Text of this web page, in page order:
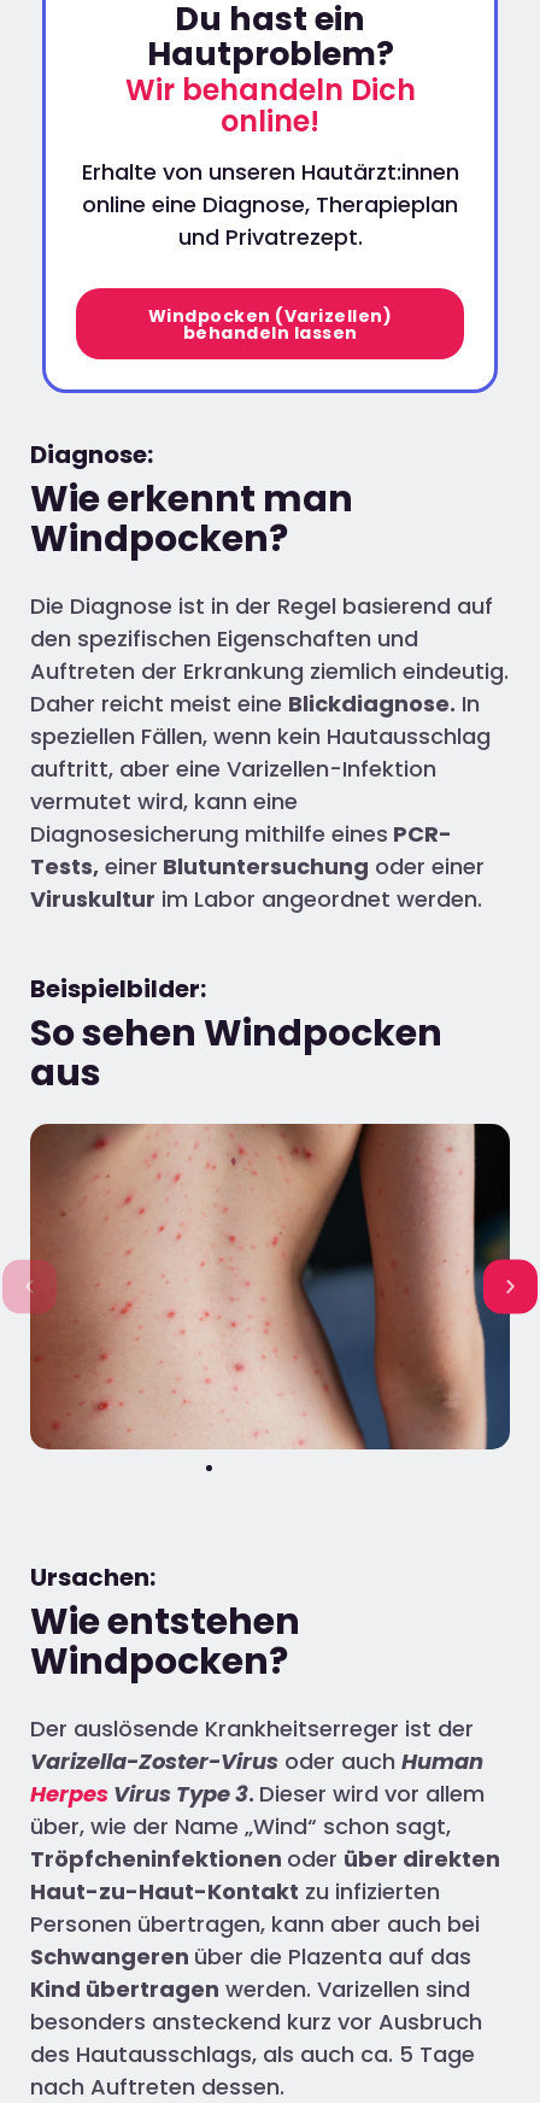
Du hast ein
Hautproblem?
Wir behandeln Dich
online!
Erhalte von unseren Hautärzt:innen
online eine Diagnose, Therapieplan
und Privatrezept.
Windpocken (Varizellen)
behandeln lassen
Diagnose:
Wie erkennt man
Windpocken?
Die Diagnose ist in der Regel basierend auf
den spezifischen Eigenschaften und
Auftreten der Erkrankung ziemlich eindeutig.
Daher reicht meist eine Blickdiagnose. In
speziellen Fällen, wenn kein Hautausschlag
auftritt, aber eine Varizellen-Infektion
vermutet wird, kann eine
Diagnosesicherung mithilfe eines PCR-
Tests, einer Blutuntersuchung oder einer
Viruskultur im Labor angeordnet werden.
Beispielbilder:
So sehen Windpocken
aus
Ursachen:
Wie entstehen
Windpocken?
Der auslösende Krankheitserreger ist der
Varizella-Zoster-Virus oder auch Human
Herpes Virus Type 3. Dieser wird vor allem
über, wie der Name „Wind“ schon sagt,
Tröpfcheninfektionen oder über direkten
Haut-zu-Haut-Kontakt zu infizierten
Personen übertragen, kann aber auch bei
Schwangeren über die Plazenta auf das
Kind übertragen werden. Varizellen sind
besonders ansteckend kurz vor Ausbruch
des Hautausschlags, als auch ca. 5 Tage
nach Auftreten dessen.